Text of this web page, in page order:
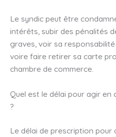
Le syndic peut être
intérêts, subir des pénalités
graves, voir sa
voire faire retirer sa carte
chambre de commerce.
Quel est le délai pour agir en
?
Le délai de prescription pour